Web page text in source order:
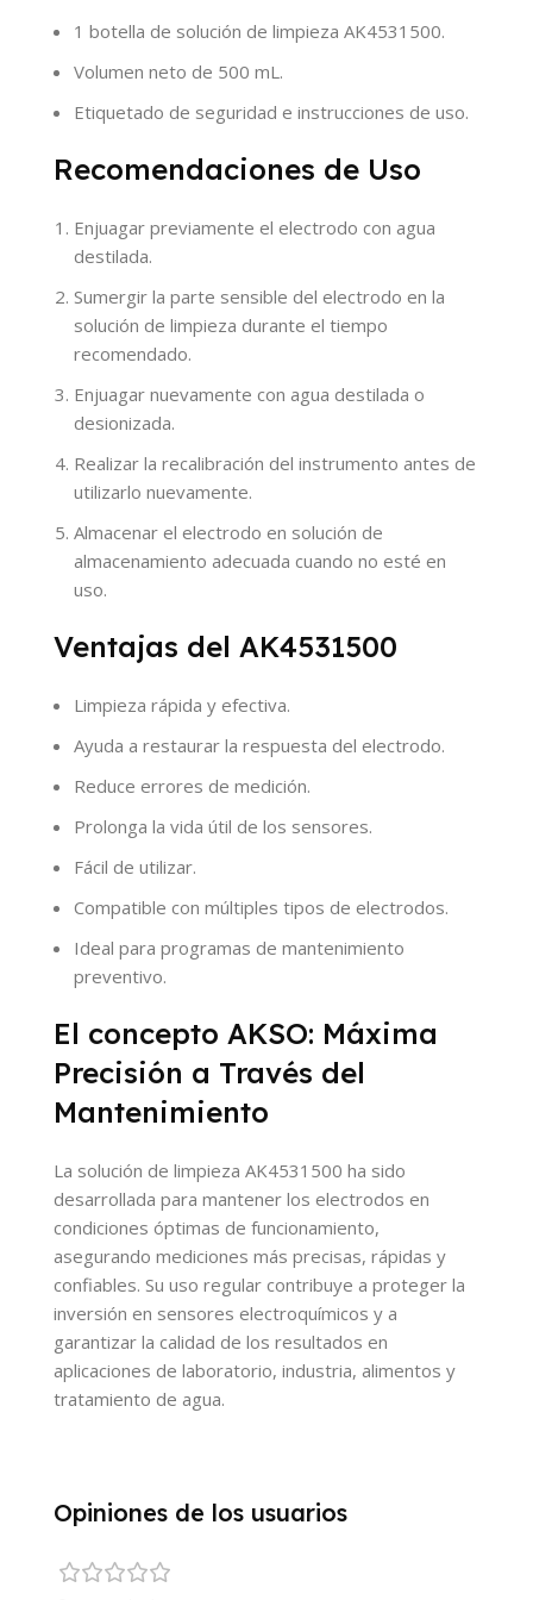
1 botella de solución de limpieza AK4531500.
Volumen neto de 500 mL.
Etiquetado de seguridad e instrucciones de uso.
Recomendaciones de Uso
Enjuagar previamente el electrodo con agua
destilada.
Sumergir la parte sensible del electrodo en la
solución de limpieza durante el tiempo
recomendado.
Enjuagar nuevamente con agua destilada o
desionizada.
Realizar la recalibración del instrumento antes de
utilizarlo nuevamente.
Almacenar el electrodo en solución de
almacenamiento adecuada cuando no esté en
uso.
Ventajas del AK4531500
Limpieza rápida y efectiva.
Ayuda a restaurar la respuesta del electrodo.
Reduce errores de medición.
Prolonga la vida útil de los sensores.
Fácil de utilizar.
Compatible con múltiples tipos de electrodos.
Ideal para programas de mantenimiento
preventivo.
El concepto AKSO: Máxima
Precisión a Través del
Mantenimiento
La solución de limpieza AK4531500 ha sido
desarrollada para mantener los electrodos en
condiciones óptimas de funcionamiento,
asegurando mediciones más precisas, rápidas y
confiables. Su uso regular contribuye a proteger la
inversión en sensores electroquímicos y a
garantizar la calidad de los resultados en
aplicaciones de laboratorio, industria, alimentos y
tratamiento de agua.
Opiniones de los usuarios